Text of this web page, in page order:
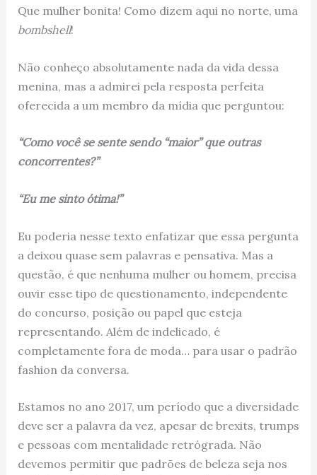
Que mulher bonita! Como dizem aqui no norte, uma
bombshell!
Não conheço absolutamente nada da vida dessa
menina, mas a admirei pela resposta perfeita
oferecida a um membro da mídia que perguntou:
“Como você se sente sendo “maior” que outras
concorrentes?”
“Eu me sinto ótima!”
Eu poderia nesse texto enfatizar que essa pergunta
a deixou quase sem palavras e pensativa. Mas a
questão, é que nenhuma mulher ou homem, precisa
ouvir esse tipo de questionamento, independente
do concurso, posição ou papel que esteja
representando. Além de indelicado, é
completamente fora de moda… para usar o padrão
fashion da conversa.
Estamos no ano 2017, um período que a diversidade
deve ser a palavra da vez, apesar de brexits, trumps
e pessoas com mentalidade retrógrada. Não
devemos permitir que padrões de beleza seja nos